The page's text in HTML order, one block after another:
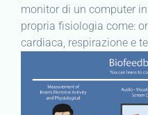
monitor di un computer
propria fisiologia come:
cardiaca, respirazione e